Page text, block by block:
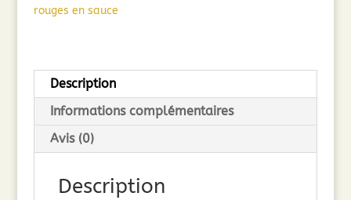
2025
(75cl)
rouges en sauce
Description
Informations complémentaires
Avis (0)
Description